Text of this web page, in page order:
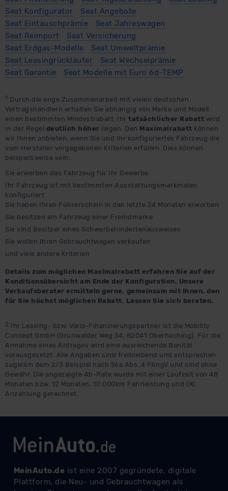
außerhalb der EU zu übermitteln oder dort verarbeiten zu
lassen. Soweit eine Übermittlung in ein Land außerhalb
der EU erfolgt, erfolgt dies ausschließlich auf der
Grundlage eines Angemessenheitsbeschlusses der EU-
Kommission (Art. 45 Abs. 1 DSGVO), von
Standarddatenschutzklauseln (Art. 46 Abs. 2 lit. c
erteilen. Nähere Informationen zu den bestehenden
Datenschutzklauseln können Sie über den Kontakt zu
unserem Datenschutzbeauftragten unter
datenschutz@meinauto.de anfordern.
Datenschutzerklärung
Seat Konfigurator
Seat Angebote
Seat Eintauschprämie
Seat Jahreswagen
Seat Reimport
Seat Versicherung
Seat Erdgas-Modelle
Seat Umweltprämie
Seat Leasingrückläufer
Seat Wechselprämie
Seat Garantie
Seat Modelle mit Euro 6d-TEMP
1 Durch die enge Zusammenarbeit mit vielen deutschen
Vertragshändlern erhalten Sie abhängig von Marke und Modell
einen bestimmten Mindestrabatt. Ihr tatsächlicher Rabatt wird
in der Regel deutlich höher liegen. Den Maximalrabatt können
wir Ihnen anbieten, wenn Sie und Ihr konfiguriertes Fahrzeug die
vom Hersteller vorgegebenen Kriterien erfüllen. Dies können
beispielsweise sein:
Sie erwerben das Fahrzeug für Ihr Gewerbe
Ihr Fahrzeug ist mit bestimmten Ausstattungsmerkmalen
konfiguriert
Sie haben Ihren Führerschein in den letzte 24 Monaten erworben
Sie besitzen ein Fahrzeug einer Fremdmarke
Sie sind Besitzer eines Schwerbehindertenausweises
Sie wollen Ihren Gebrauchtwagen verkaufen
und viele andere Kriterien
Details zum möglichen Maximalrabatt erfahren Sie auf der
Konditionsübersicht am Ende der Konfiguration. Unsere
Verkaufsberater ermitteln gerne, gemeinsam mit Ihnen, den
für Sie höchst möglichen Rabatt. Lassen Sie sich beraten.
2 Ihr Leasing- bzw. Vario-Finanzierungspartner ist die Mobility
Concept GmbH (Grünwalder Weg 34, 82041 Oberhaching). Für die
Annahme eines Antrages wird eine ausreichende Bonität
vorausgesetzt. Alle Angaben sind freibleibend und entsprechen
zugleich dem 2/3 Beispiel nach §6a Abs. 4 PAngV und sind ohne
Gewähr. Die angezeigte Ab-Rate wurde mit einer Laufzeit von 48
Monaten bzw. 12 Monaten, 10.000km Fahrleistung und 0€
Anzahlung gerechnet.